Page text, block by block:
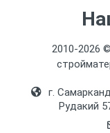
2010-2026
г.
Рудакий